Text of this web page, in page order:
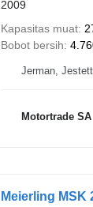
2009
Kapasitas muat
Bobot bersih
Jerman,
Motortrade SA
Meierling MSK